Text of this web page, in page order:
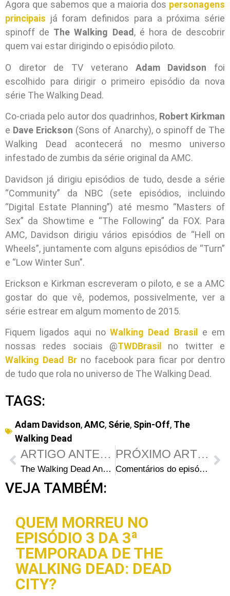
Agora que sabemos que a maioria dos personagens
principais já foram definidos para a próxima série
spinoff de The Walking Dead, é hora de descobrir
quem vai estar dirigindo o episódio piloto.
O diretor de TV veterano Adam Davidson foi
escolhido para dirigir o primeiro episódio da nova
série The Walking Dead.
Co-criada pelo autor dos quadrinhos, Robert Kirkman
e Dave Erickson (Sons of Anarchy), o spinoff de The
Walking Dead acontecerá no mesmo universo
infestado de zumbis da série original da AMC.
Davidson já dirigiu episódios de tudo, desde a série
“Community” da NBC (sete episódios, incluindo
“Digital Estate Planning”) até mesmo “Masters of
Sex” da Showtime e “The Following” da FOX. Para
AMC, Davidson dirigiu vários episódios de “Hell on
Wheels”, juntamente com alguns episódios de “Turn”
e “Low Winter Sun”.
Erickson e Kirkman escreveram o piloto, e se a AMC
gostar do que vê, podemos, possivelmente, ver a
série estrear em algum momento de 2015.
Fiquem ligados aqui no Walking Dead Brasil
e em
nossas redes sociais @TWDBrasil
no twitter e
Walking Dead Brno facebook para ficar por dentro
de tudo que rola no universo de The Walking Dead.
TAGS:
Adam Davidson,AMC, Série, Spin-Off, The
Walking Dead
ARTIGO ANTERIOR
The Walking Dead Análises: Será que Carol está se tornando a nova Andrea?
PRÓXIMO ARTIGO
Comentários do episódio S05E06 – “Consumed” (COM SPOILERS)
VEJA TAMBÉM:
QUEM MORREU NO
EPISÓDIO 3 DA 3ª
TEMPORADA DE THE
WALKING DEAD: DEAD
CITY?